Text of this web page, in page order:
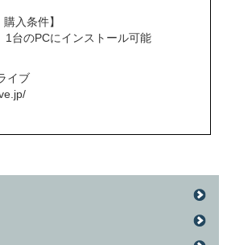
入条件】
1台のPCにインストール可能
イブ